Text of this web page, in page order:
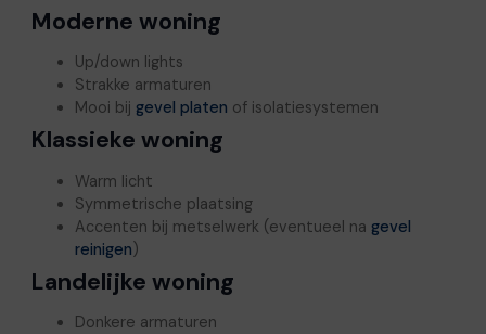
Moderne woning
Up/down lights
Strakke armaturen
Mooi bij gevel platen of isolatiesystemen
Klassieke woning
Warm licht
Symmetrische plaatsing
Accenten bij metselwerk (eventueel na gevel
reinigen)
Landelijke woning
Donkere armaturen